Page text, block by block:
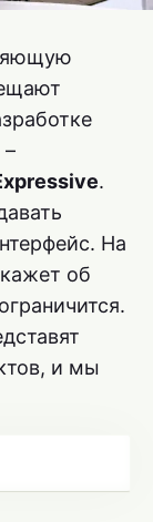
.
На
об
и мы